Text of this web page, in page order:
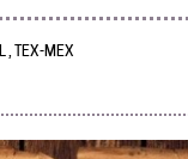
, TEX-MEX